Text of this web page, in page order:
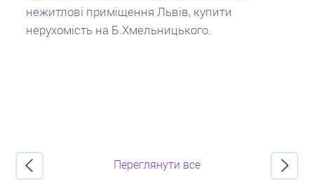
потрібно знати? Консультація від Експертів
про іпотечні кредити.
Переглянути все